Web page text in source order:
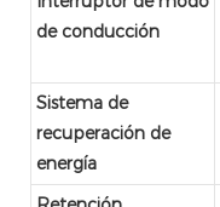
de conducción
Sistema de
recuperación de
energía